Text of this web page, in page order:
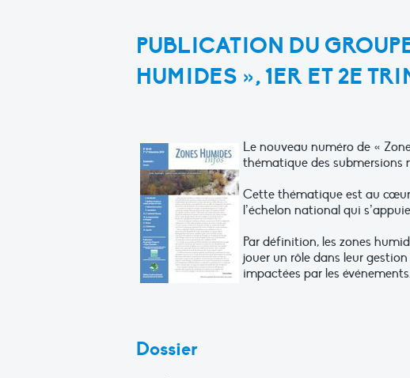
PUBLICATION DU
HUMIDES », 1ER ET 2E
Le nouveau numéro de «
thématique des submersions
Cette thématique est au
l’échelon national qui
Par définition, les zones
jouer un rôle dans leur
impactées par les
Dossier